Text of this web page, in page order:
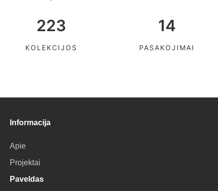
223
KOLEKCIJOS
14
PASAKOJIMAI
Informacija
Apie
Projektai
Paveldas